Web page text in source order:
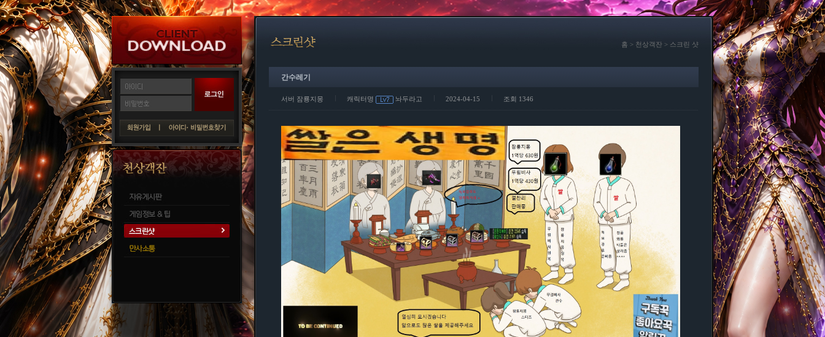
홈 > 천상객잔 > 스크린 샷
간수레기
서버 잠룡지몽 캐릭터명 놔두라고 2024-04-15 조회 1346